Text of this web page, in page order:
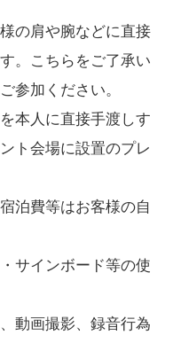
の肩や腕などに直接
。こちらをご了承い
参加ください。
本人に直接手渡しす
ト会場に設置のプレ
泊費等はお客様の自
サインボード等の使
動画撮影、録音行為